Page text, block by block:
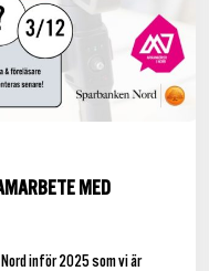
MED
inför 2025 som vi är